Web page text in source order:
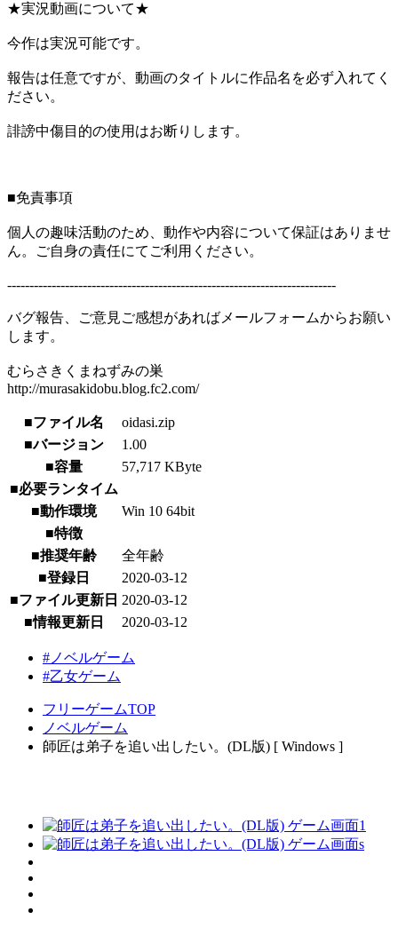
★実況動画について★
今作は実況可能です。
報告は任意ですが、動画のタイトルに作品名を必ず入れてく
ださい。
誹謗中傷目的の使用はお断りします。
■免責事項
個人の趣味活動のため、動作や内容について保証はありませ
ん。ご自身の責任にてご利用ください。
--------------------------------------------------------------------------
バグ報告、ご意見ご感想があればメールフォームからお願い
します。
むらさきくまねずみの巣
http://murasakidobu.blog.fc2.com/
■ファイル名
oidasi.zip
■バージョン
1.00
■容量
57,717 KByte
■必要ランタイム
■動作環境
Win 10 64bit
■特徴
■推奨年齢
全年齢
■登録日
2020-03-12
■ファイル更新日 2020-03-12
■情報更新日
2020-03-12
#ノベルゲーム
#乙女ゲーム
フリーゲームTOP
ノベルゲーム
師匠は弟子を追い出したい。(DL版) [ Windows ]